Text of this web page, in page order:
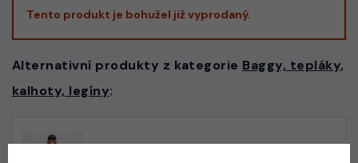
Tento produkt je bohužel již vyprodaný.
Alternativní produkty z kategorie Baggy, tepláky,
kalhoty, legíny: